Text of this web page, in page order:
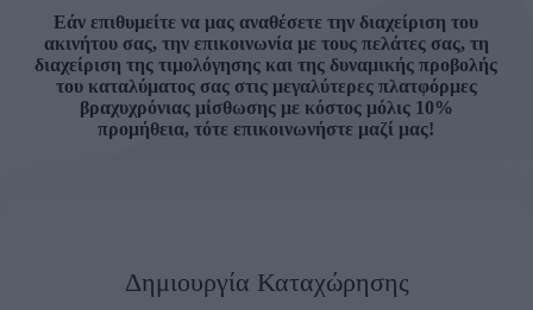
Εάν επιθυμείτε να μας αναθέσετε την διαχείριση του
ακινήτου σας, την επικοινωνία με τους πελάτες σας, τη
διαχείριση της τιμολόγησης και της δυναμικής προβολής
του καταλύματος σας στις μεγαλύτερες πλατφόρμες
βραχυχρόνιας μίσθωσης με κόστος μόλις 10%
προμήθεια, τότε επικοινωνήστε μαζί μας!
Δημιουργία Καταχώρησης